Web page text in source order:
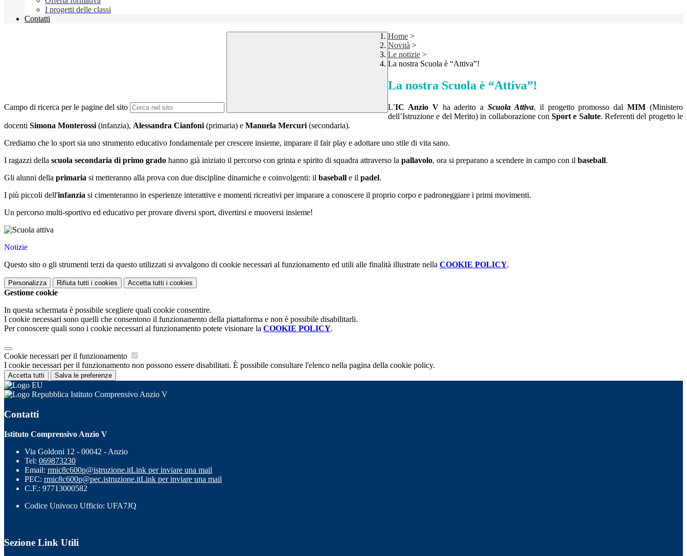
I progetti delle classi
Contatti
Campo di ricerca per le pagine del sito
Home >
Novità >
Le notizie >
La nostra Scuola è “Attiva”!
La nostra Scuola è “Attiva”!
L’IC Anzio Vha aderito aScuola Attiva, il progetto promosso dalMIM (Ministero
dell’Istruzione e del Merito) in collaborazione conSport e Salute. Referenti del progetto le
docenti Simona Monterossi (infanzia), Alessandra Cianfoni (primaria) e Manuela Mercuri (secondaria).
Crediamo che lo sport sia uno strumento educativo fondamentale per crescere insieme, imparare il fair play e adottare uno stile di vita sano.
I ragazzi della scuola secondaria di primo grado hanno già iniziato il percorso con grinta e spirito di squadra attraverso la pallavolo, ora si preparano a scendere in campo con il baseball.
Gli alunni della primaria si metteranno alla prova con due discipline dinamiche e coinvolgenti: il baseball e il padel.
I più piccoli dell'infanzia si cimenteranno in esperienze interattive e momenti ricreativi per imparare a conoscere il proprio corpo e padroneggiare i primi movimenti.
Un percorso multi-sportivo ed educativo per provare diversi sport, divertirsi e muoversi insieme!
Notizie
Questo sito o gli strumenti terzi da questo utilizzati si avvalgono di cookie necessari al funzionamento ed utili alle finalità illustrate nella COOKIE POLICY.
Personalizza Rifiuta tutti i cookies Accetta tutti i cookies
Gestione cookie
In questa schermata è possibile scegliere quali cookie consentire.
I cookie necessari sono quelli che consentono il funzionamento della piattaforma e non è possibile disabilitarli.
Per conoscere quali sono i cookie necessari al funzionamento potete visionare la COOKIE POLICY.
Cookie necessari per il funzionamento
I cookie necessari per il funzionamento non possono essere disabilitati. È possibile consultare l'elenco nella pagina della cookie policy.
Accetta tutti Salva le preferenze
Istituto Comprensivo Anzio V
Contatti
Istituto Comprensivo Anzio V
Via Goldoni 12 - 00042 - Anzio
Tel: 069873230
Email: rmic8c600p@istruzione.itLink per inviare una mail
PEC: rmic8c600p@pec.istruzione.itLink per inviare una mail
C.F.: 97713000582
Codice Univoco Ufficio: UFA7JQ
Sezione Link Utili